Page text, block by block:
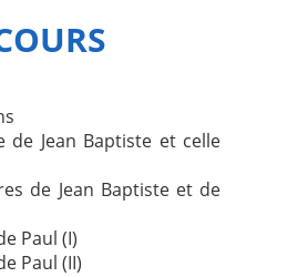
de Jean Baptiste et celle
de Jean Baptiste et de
Paul (I)
Paul (II)